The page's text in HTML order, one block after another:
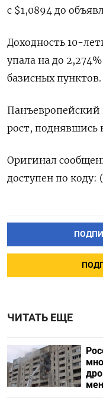
с $1,0894 до
Доходность 10-
упала на до
базисных пунктов.
Панъевропейский
рост, поднявшись
Оригинал
доступен по коду:
ЧИТАТЬ ЕЩЕ